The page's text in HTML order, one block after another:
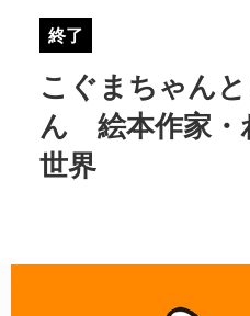
MUSEUM
終了
こぐまちゃん
ん 絵本作家・
世界